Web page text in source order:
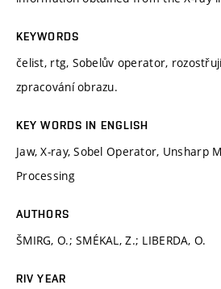
KEYWORDS
čelist, rtg, Sobelův operator,
zpracování obrazu.
KEY WORDS IN ENGLISH
Jaw, X-ray, Sobel Operator, Unsharp
Processing
AUTHORS
ŠMIRG, O.; SMÉKAL, Z.; LIBERDA, O.
RIV YEAR